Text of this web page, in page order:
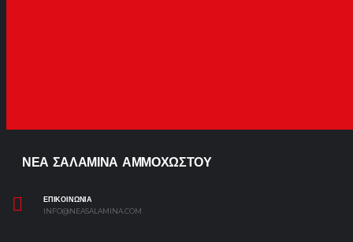
ΝΕΑ ΣΑΛΑΜΙΝΑ ΑΜΜΟΧΩΣΤΟΥ
ΕΠΙΚΟΙΝΩΝΙΑ
INFO@NEASALAMINA.COM